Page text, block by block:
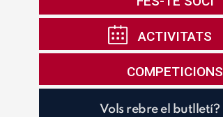
ACTIVITATS
COMPETICIONS
Vols rebre el butlletí?